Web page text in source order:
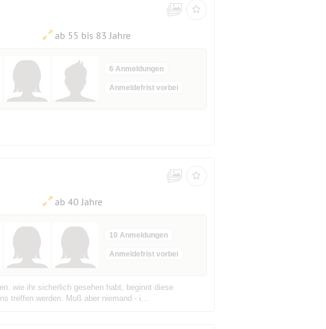
ab 55 bis 83 Jahre
6 Anmeldungen
Anmeldefrist vorbei
ab 40 Jahre
10 Anmeldungen
Anmeldefrist vorbei
wie ihr sicherlich gesehen habt, beginnt diese
treffen werden. Muß aber niemand - i...